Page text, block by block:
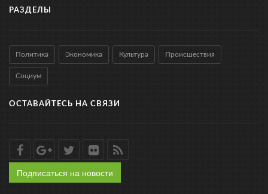
РАЗДЕЛЫ
Политика Экономика Культура Происшествия
Социум
ОСТАВАЙТЕСЬ НА СВЯЗИ
Подписаться на новости